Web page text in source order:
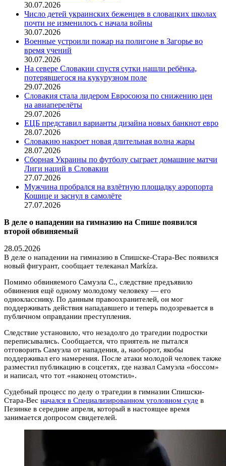
30.07.2026
Число детей украинских беженцев в словацких школах
почти не изменилось с начала войны
30.07.2026
Военные устроили пожар на полигоне в Загорье во
время учений
30.07.2026
На севере Словакии спустя сутки нашли ребёнка,
потерявшегося на кукурузном поле
29.07.2026
Словакия стала лидером Евросоюза по снижению цен
на авиаперелёты
29.07.2026
ЕЦБ представил варианты дизайна новых банкнот евро
28.07.2026
Словакию накроет новая длительная волна жары
28.07.2026
Сборная Украины по футболу сыграет домашние матчи
Лиги наций в Словакии
27.07.2026
Мужчина пробрался на взлётную площадку аэропорта
Кошице и заснул в самолёте
27.07.2026
В деле о нападении на гимназию на Спише появился
второй обвиняемый
28.05.2026
В деле о нападении на гимназию в Спишске-Стара-Вес появился
новый фигурант, сообщает телеканал Markíza.
Помимо обвиняемого Самуэла С., следствие предъявило
обвинения ещё одному молодому человеку — его
однокласснику. По данным правоохранителей, он мог
поддерживать действия нападавшего и теперь подозревается в
публичном оправдании преступления.
Следствие установило, что незадолго до трагедии подростки
переписывались. Сообщается, что приятель не пытался
отговорить Самуэла от нападения, а, наоборот, якобы
поддерживал его намерения. После атаки молодой человек также
разместил публикацию в соцсетях, где назвал Самуэла «боссом»
и написал, что тот «наконец отомстил».
Судебный процесс по делу о трагедии в гимназии Спишски-
Стара-Вес начался в Специализированном уголовном суде в
Пезинке в середине апреля, который в настоящее время
занимается допросом свидетелей.